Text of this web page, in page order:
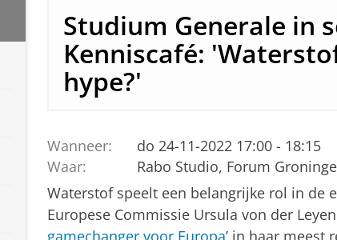
Studium Generale in
Kenniscafé:
hype?'
Wanneer:
do 24-11-2022 17:00 - 18:15
Waar:
Rabo Studio, Forum
Waterstof speelt een belangrijke rol in de
Europese Commissie Ursula von der